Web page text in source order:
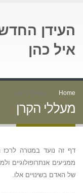
העידן
איל כהן
Home מעללי הקרן
מעללי הקרן
דף זה נועד במטרה לרכז
ממניעים אנתרופולוגיים
של האדם בשינויים אלו.